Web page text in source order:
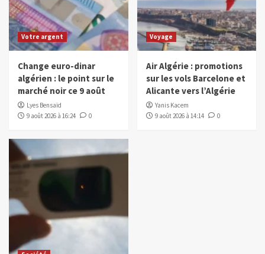
Votre argent
Change euro-dinar
algérien : le point sur le
marché noir ce 9 août
Lyes Bensaïd
9 août 2026 à 16:24
0
Voyage
Air Algérie : promotions
sur les vols Barcelone et
Alicante vers l’Algérie
Yanis Kacem
9 août 2026 à 14:14
0